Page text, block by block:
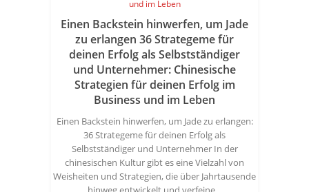
Einen Backstein hinwerfen, um Jade
zu erlangen 36 Strategeme für
deinen Erfolg als Selbstständiger
und Unternehmer: Chinesische
Strategien für deinen Erfolg im
Business und im Leben
Einen Backstein hinwerfen, um Jade zu erlangen:
36 Strategeme für deinen Erfolg als
Selbstständiger und Unternehmer In der
chinesischen Kultur gibt es eine Vielzahl von
Weisheiten und Strategien, die über Jahrtausende